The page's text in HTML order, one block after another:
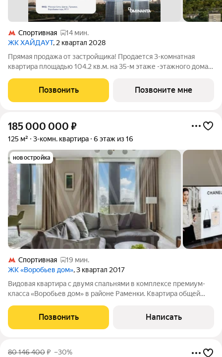
Спортивная
14 мин.
ЖК ХАЙДАУТ, 2 квартал 2028
Прямая продажа от застройщика! Продается 3-комнатная
квартира площадью 104.2 кв.м. на 35-м этаже -этажного дома в
Победы, Долина реки Сетунь, МГУ, Москва-Сити, Воробьевы
горы. Высота потолков 3,25 м.
Позвонить Позвоните мне
185 000 000 ₽
125 м² 3-комн. квартира 6 этаж из 16
новостройка
Спортивная
19 мин.
ЖК «Воробьев дом», 3 квартал 2017
Видовая квартира с двумя спальнями в комплексе премиум-
класса «Воробьев дом» в районе Раменки. Квартира общей
Новая отделка в современном стиле с использованием
натуральных материалов.
Позвонить Написать
80 146 400₽ –30%